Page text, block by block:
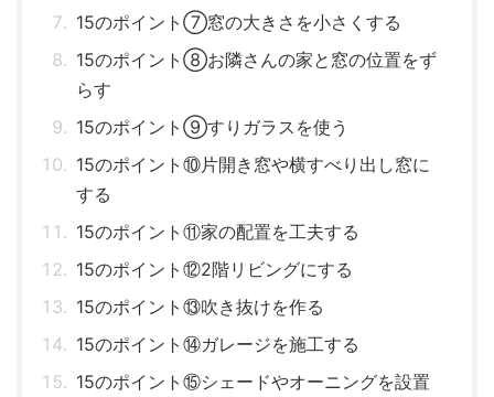
15のポイント⑦窓の大きさを小さくする
15のポイント⑧お隣さんの家と窓の位置をず
らす
15のポイント⑨すりガラスを使う
15のポイント⑩片開き窓や横すべり出し窓に
する
15のポイント⑪家の配置を工夫する
15のポイント⑫2階リビングにする
15のポイント⑬吹き抜けを作る
15のポイント⑭ガレージを施工する
15のポイント⑮シェードやオーニングを設置